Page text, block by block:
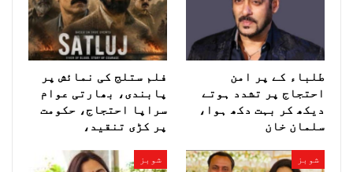
طلباء کے پر امن
احتجاج پر تشدد ہوتے
دیکھ کر بہت دکھ ہوا،
سلمان خان
فلم ستلج کی نمائش پر
پابندی، بھارتی عوام
سراپا احتجاج، حکومت
پر کڑی تنقید،
شوبز شوبز